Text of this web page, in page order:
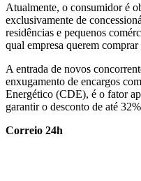
Atualmente, o consumidor é
exclusivamente de
residências e pequenos
qual empresa querem
A entrada de novos
enxugamento de encargos
Energético (CDE), é o fator
garantir o desconto de até
Correio 24h